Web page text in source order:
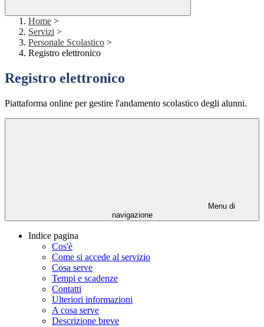
Home >
Servizi >
Personale Scolastico >
Registro elettronico
Registro elettronico
Piattaforma online per gestire l'andamento scolastico degli alunni.
Menu di
navigazione
Indice pagina
Cos'è
Come si accede al servizio
Cosa serve
Tempi e scadenze
Contatti
Ulteriori informazioni
A cosa serve
Descrizione breve